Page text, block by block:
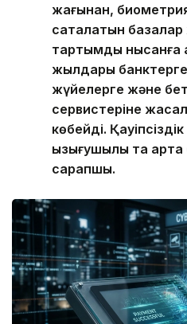
жағынан,
сақталатын
тартымды нысанға
жылдары
жүйелерге және
сервистеріне
көбейді.
қызығушылық та
сарапшы.